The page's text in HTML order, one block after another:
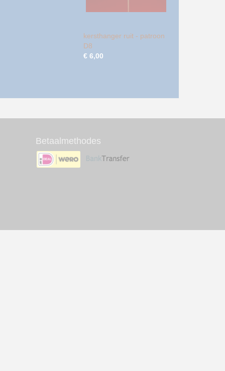
kersthanger ruit - patroon
D8
€ 6,00
Betaalmethodes